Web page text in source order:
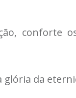
conforte
glória da